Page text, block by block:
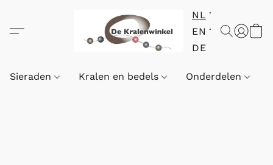
NL
EN
DE
Sieraden Kralen en bedels Onderdelen